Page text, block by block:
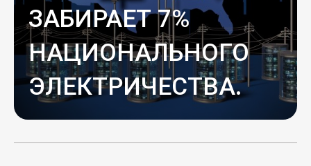
ЗАБИРАЕТ 7%
НАЦИОНАЛЬНОГО
ЭЛЕКТРИЧЕСТВА.